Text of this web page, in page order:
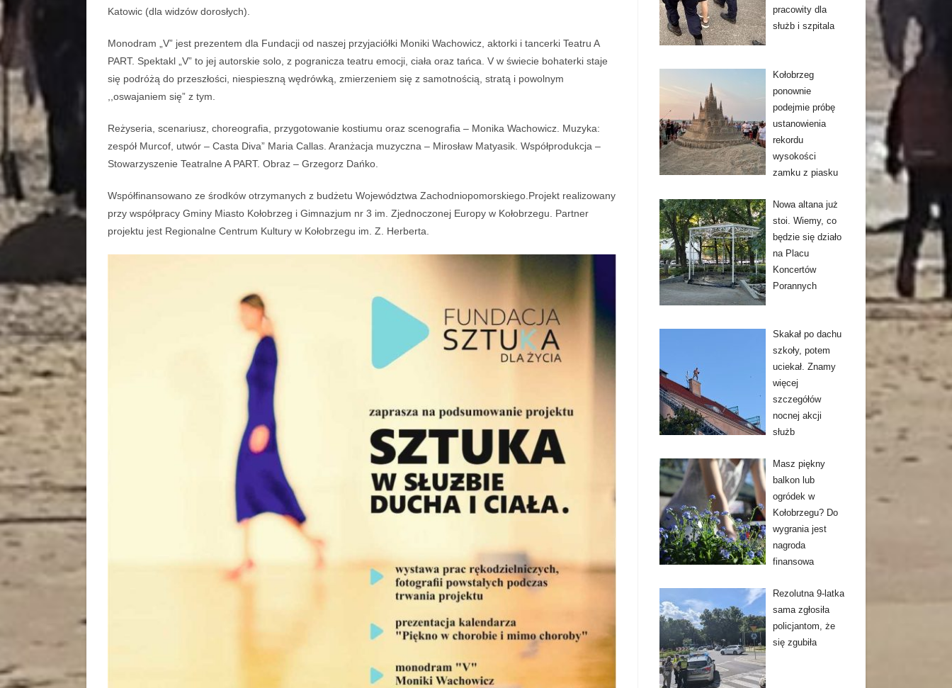
Katowic (dla widzów dorosłych).
Monodram „V” jest prezentem dla Fundacji od naszej przyjaciółki Moniki Wachowicz, aktorki i tancerki Teatru A
PART. Spektakl „V” to jej autorskie solo, z pogranicza teatru emocji, ciała oraz tańca. V w świecie bohaterki staje
się podróżą do przeszłości, niespieszną wędrówką, zmierzeniem się z samotnością, stratą i powolnym
,,oswajaniem się” z tym.
Reżyseria, scenariusz, choreografia, przygotowanie kostiumu oraz scenografia – Monika Wachowicz. Muzyka:
zespół Murcof, utwór – Casta Diva” Maria Callas. Aranżacja muzyczna – Mirosław Matyasik. Współprodukcja –
Stowarzyszenie Teatralne A PART. Obraz – Grzegorz Dańko.
Współfinansowano ze środków otrzymanych z budżetu Województwa Zachodniopomorskiego.Projekt realizowany
przy współpracy Gminy Miasto Kołobrzeg i Gimnazjum nr 3 im. Zjednoczonej Europy w Kołobrzegu. Partner
projektu jest Regionalne Centrum Kultury w Kołobrzegu im. Z. Herberta.
pracowity dla
służb i szpitala
Kołobrzeg
ponownie
podejmie próbę
ustanowienia
rekordu
wysokości
zamku z piasku
Nowa altana już
stoi. Wiemy, co
będzie się działo
na Placu
Koncertów
Porannych
Skakał po dachu
szkoły, potem
uciekał. Znamy
więcej
szczegółów
nocnej akcji
służb
Masz piękny
balkon lub
ogródek w
Kołobrzegu? Do
wygrania jest
nagroda
finansowa
Rezolutna 9-latka
sama zgłosiła
policjantom, że
się zgubiła